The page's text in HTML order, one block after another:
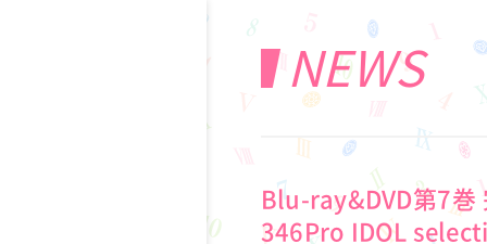
NEWS
Blu-ray&DVD第7巻
346Pro IDOL